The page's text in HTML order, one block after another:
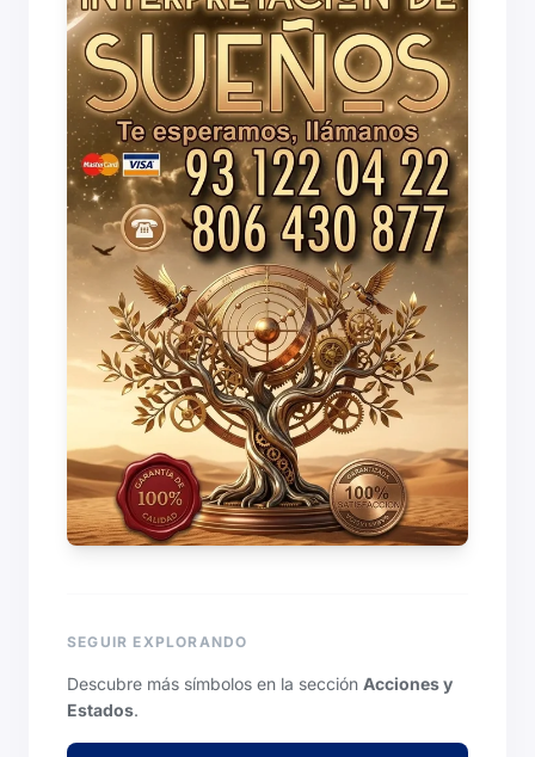
SEGUIR EXPLORANDO
Descubre más símbolos en la sección Acciones y
Estados.